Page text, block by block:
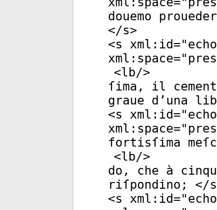
douemo
</s>
<s xml:id="
xml:space="
<lb/>
ſima, il
graue d’una
<s xml:id="
xml:space="
fortisſima
<lb/>
do, che à
riſpondino; </s
<s xml:id="